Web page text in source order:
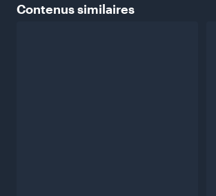
Contenussimilaires